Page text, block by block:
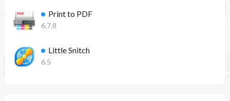
- 为浅色和深色模式分别保存独特的颜色和背景。
- 在 WidgetWall 设置中新增自动和手动备份，便于
Print to PDF
6.7.8
Little Snitch
6.5